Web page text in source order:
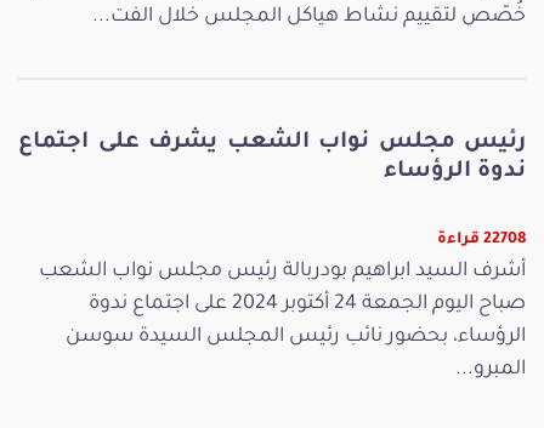
خُصّص لتقييم نشاط هياكل المجلس خلال الفت...
رئيس مجلس نواب الشعب يشرف على اجتماع
ندوة الرؤساء
22708 قراءة
أشرف السيد ابراهيم بودربالة رئيس مجلس نواب الشعب
صباح اليوم الجمعة 24 أكتوبر 2024 على اجتماع ندوة
الرؤساء، بحضور نائب رئيس المجلس السيدة سوسن
المبرو...